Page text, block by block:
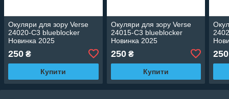
Окуляри для зору Verse
24020-C3 blueblocker
Новинка 2025
250 ₴
Купити
Окуляри для зору Verse
24015-C3 blueblocker
Новинка 2025
250₴
Купити
250